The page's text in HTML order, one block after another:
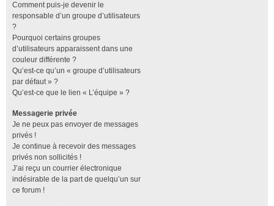
Comment puis-je devenir le
responsable d’un groupe d’utilisateurs
?
Pourquoi certains groupes
d’utilisateurs apparaissent dans une
couleur différente ?
Qu’est-ce qu’un « groupe d’utilisateurs
par défaut » ?
Qu’est-ce que le lien « L’équipe » ?
Messagerie privée
Je ne peux pas envoyer de messages
privés !
Je continue à recevoir des messages
privés non sollicités !
J’ai reçu un courrier électronique
indésirable de la part de quelqu’un sur
ce forum !